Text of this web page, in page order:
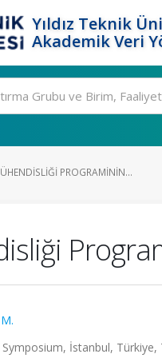
Yıldız Teknik
Akademik Veri
PROGRAMININ...
İstanbul, Türkiye,